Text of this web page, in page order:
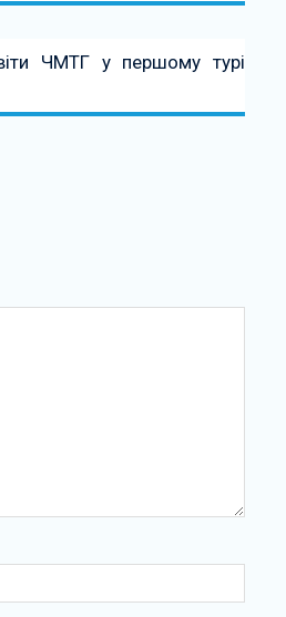
ЧМТГ у першому турі